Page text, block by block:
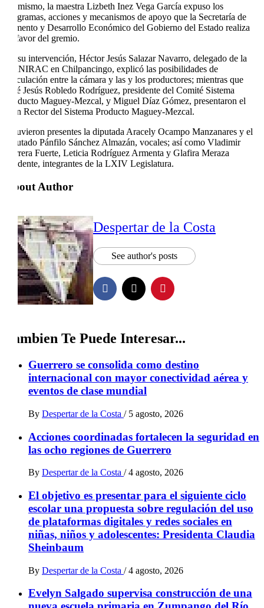
Asimismo, la maestra Lizbeth Inez Vega García expuso los
programas, acciones y mecanismos de apoyo que la Secretaría de
Fomento y Desarrollo Económico del Gobierno del Estado realiza
en favor del gremio.
En su intervención, Héctor Jesús Salazar Navarro, delegado de la
CANIRAC en Chilpancingo, explicó las posibilidades de
vinculación entre la cámara y las y los productores; mientras que
José Jesús Robledo Rodríguez, presidente del Comité Sistema
Producto Maguey-Mezcal, y Miguel Díaz Gómez, presentaron el
Plan Rector del Sistema Producto Maguey-Mezcal.
Estuvieron presentes la diputada Aracely Ocampo Manzanares y el
diputado Pánfilo Sánchez Almazán, vocales; así como Vladimir
Barrera Fuerte, Leticia Rodríguez Armenta y Glafira Meraza
Prudente, integrantes de la LXIV Legislatura.
About Author
Despertar de la Costa
See author's posts
Tambien Te Puede Interesar...
Guerrero se consolida como destino
internacional con mayor conectividad aérea y
eventos de clase mundial
By Despertar de la Costa / 5 agosto, 2026
Acciones coordinadas fortalecen la seguridad en
las ocho regiones de Guerrero
By Despertar de la Costa / 4 agosto, 2026
El objetivo es presentar para el siguiente ciclo
escolar una propuesta sobre regulación del uso
de plataformas digitales y redes sociales en
niñas, niños y adolescentes: Presidenta Claudia
Sheinbaum
By Despertar de la Costa / 4 agosto, 2026
Evelyn Salgado supervisa construcción de una